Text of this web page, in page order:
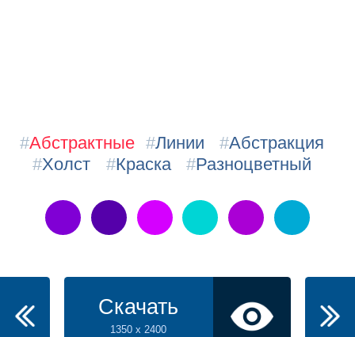
#Абстрактные #Линии #Абстракция
#Холст #Краска #Разноцветный
Скачать
1350 x 2400